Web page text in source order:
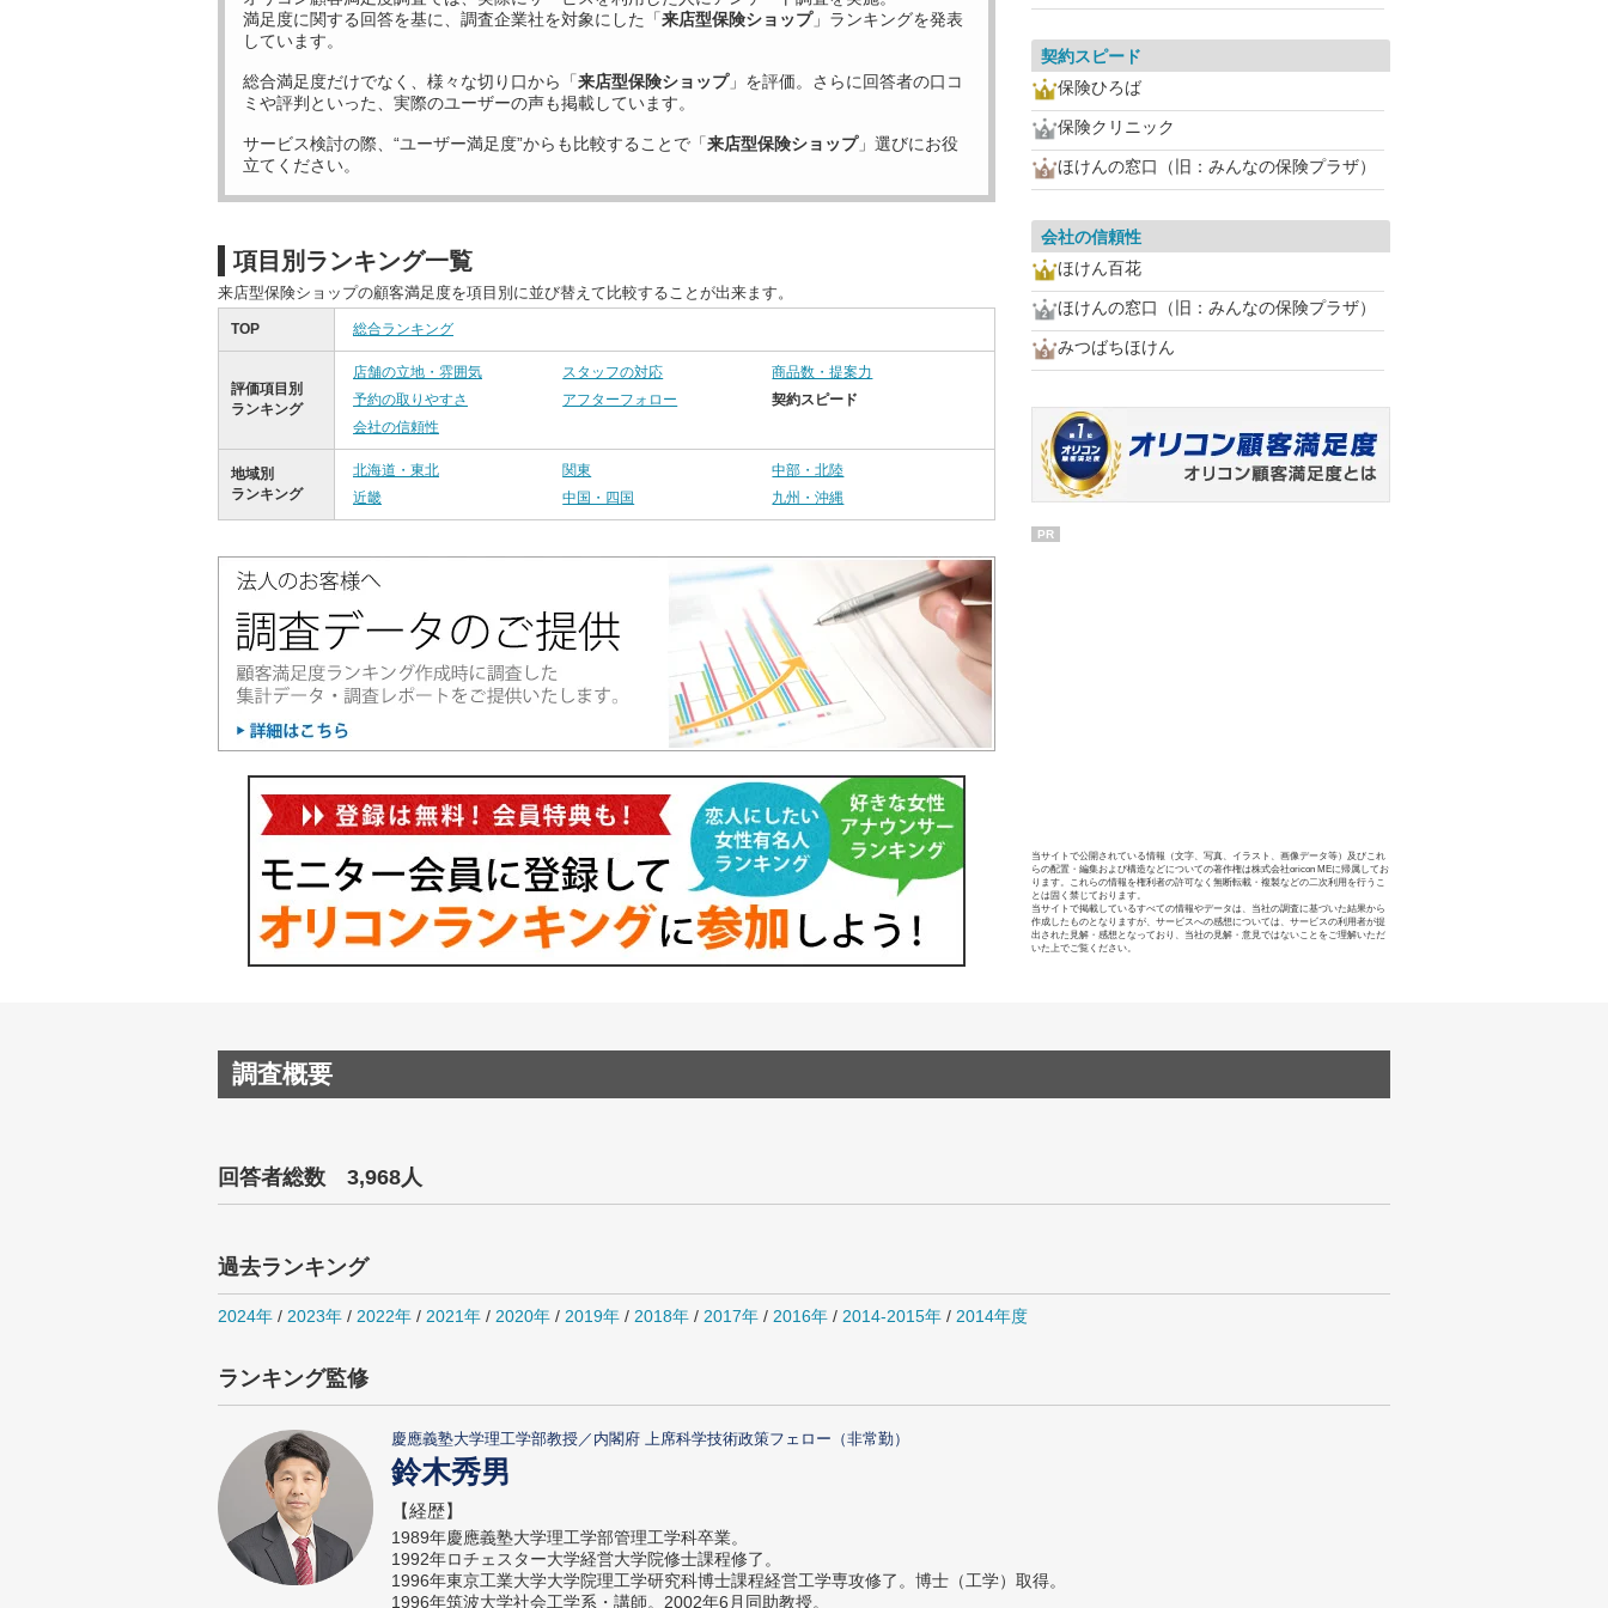
満足度に関する回答を基に、調査企業社を対象にした「来店型保険ショップ」ランキングを発表
しています。
総合満足度だけでなく、様々な切り口から「来店型保険ショップ」を評価。さらに回答者の口コ
ミや評判といった、実際のユーザーの声も掲載しています。
サービス検討の際、“ユーザー満足度”からも比較することで「来店型保険ショップ」選びにお役
立てください。
項目別ランキング一覧
来店型保険ショップの顧客満足度を項目別に並び替えて比較することが出来ます。
TOP 総合ランキング
評価項目別
ランキング
店舗の立地・雰囲気 スタッフの対応
商品数・提案力
予約の取りやすさ
アフターフォロー
契約スピード
会社の信頼性
地域別
ランキング
北海道・東北 関東
中部・北陸
近畿
中国・四国 九州・沖縄
契約スピード
保険ひろば
保険クリニック
ほけんの窓口（旧：みんなの保険プラザ）
会社の信頼性
ほけん百花
ほけんの窓口（旧：みんなの保険プラザ）
みつばちほけん
PR
当サイトで公開されている情報（文字、写真、イラスト、画像データ等）及びこれ
らの配置・編集および構造などについての著作権は株式会社oricon MEに帰属してお
ります。これらの情報を権利者の許可なく無断転載・複製などの二次利用を行うこ
とは固く禁じております。
当サイトで掲載しているすべての情報やデータは、当社の調査に基づいた結果から
作成したものとなりますが、サービスへの感想については、サービスの利用者が提
出された見解・感想となっており、当社の見解・意見ではないことをご理解いただ
いた上でご覧ください。
調査概要
回答者総数 3,968人
過去ランキング
2024年 / 2023年 / 2022年 / 2021年 / 2020年 / 2019年 / 2018年 / 2017年 / 2016年 / 2014-2015年 / 2014年度
ランキング監修
慶應義塾大学理工学部教授／内閣府 上席科学技術政策フェロー（非常勤）
鈴木秀男
【経歴】
1989年慶應義塾大学理工学部管理工学科卒業。
1992年ロチェスター大学経営大学院修士課程修了。
1996年東京工業大学大学院理工学研究科博士課程経営工学専攻修了。博士（工学）取得。
1996年筑波大学社会工学系・講師。2002年6月同助教授。